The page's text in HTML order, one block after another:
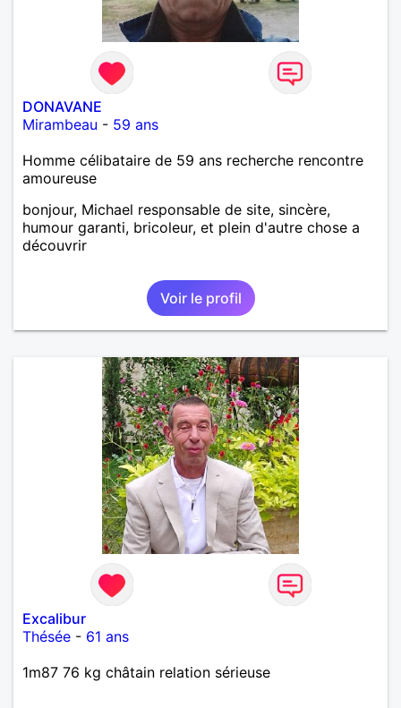
DONAVANE
Mirambeau - 59 ans
Homme célibataire de 59 ans recherche rencontre
amoureuse
bonjour, Michael responsable de site, sincère,
humour garanti, bricoleur, et plein d'autre chose a
découvrir
Voir le profil
Excalibur
Thésée - 61 ans
1m87 76 kg châtain relation sérieuse